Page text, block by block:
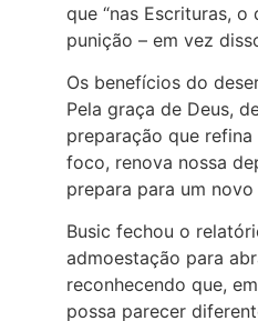
que “nas Escrituras,
punição – em vez
Os benefícios do
Pela graça de Deus,
preparação que
foco, renova nossa
prepara para um novo
Busic fechou o
admoestação para
reconhecendo que,
possa parecer